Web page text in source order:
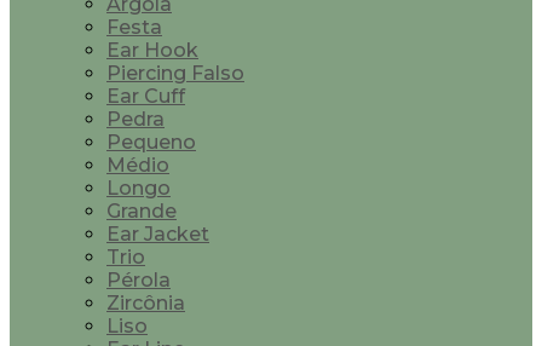
Festa
Ear Hook
Piercing Falso
Ear Cuff
Pedra
Pequeno
Médio
Longo
Grande
Ear Jacket
Trio
Pérola
Zircônia
Liso